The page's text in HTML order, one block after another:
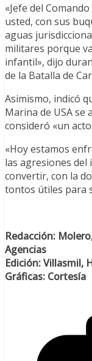
«Jefe del
usted, con sus
aguas
militares porque
infantil», dijo
de la Batalla de
Asimismo, indicó
Marina de USA se
consideró «un
«Hoy estamos
las agresiones
convertir, con la
tontos útiles para
Redacción:
Agencias
Edición: Villasmil,
Gráficas: Cortesía